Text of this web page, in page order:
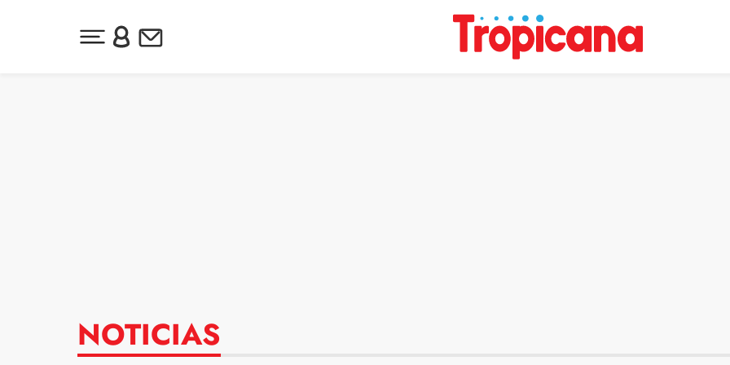
Desplegar menú principal
Inicia sesión o regístrate
Newsletter
NOTICIAS